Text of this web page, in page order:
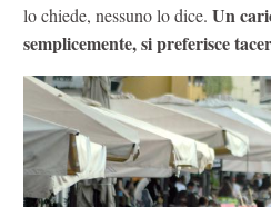
lo chiede, nessuno lo dice. Un
semplicemente, si preferisce